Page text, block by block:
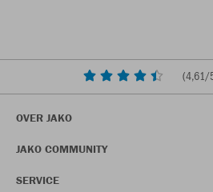
(4,61/
OVER JAKO
JAKO COMMUNITY
SERVICE